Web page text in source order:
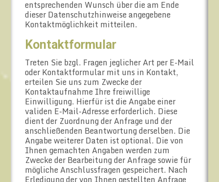
entsprechenden Wunsch über die am Ende
dieser Datenschutzhinweise angegebene
Kontaktmöglichkeit mitteilen.
Kontaktformular
Treten Sie bzgl. Fragen jeglicher Art per E-Mail
oder Kontaktformular mit uns in Kontakt,
erteilen Sie uns zum Zwecke der
Kontaktaufnahme Ihre freiwillige
Einwilligung. Hierfür ist die Angabe einer
validen E-Mail-Adresse erforderlich. Diese
dient der Zuordnung der Anfrage und der
anschließenden Beantwortung derselben. Die
Angabe weiterer Daten ist optional. Die von
Ihnen gemachten Angaben werden zum
Zwecke der Bearbeitung der Anfrage sowie für
mögliche Anschlussfragen gespeichert. Nach